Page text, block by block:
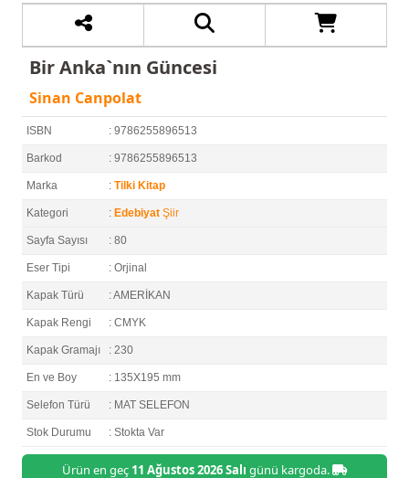
Bir Anka`nın Güncesi
Sinan Canpolat
ISBN : 9786255896513
Barkod : 9786255896513
Marka : Tilki Kitap
Kategori : Edebiyat Şiir
Sayfa Sayısı : 80
Eser Tipi : Orjinal
Kapak Türü : AMERİKAN
Kapak Rengi : CMYK
Kapak Gramajı : 230
En ve Boy : 135X195 mm
Selefon Türü : MAT SELEFON
Stok Durumu : Stokta Var
Ürün en geç 11 Ağustos 2026 Salı günü kargoda.